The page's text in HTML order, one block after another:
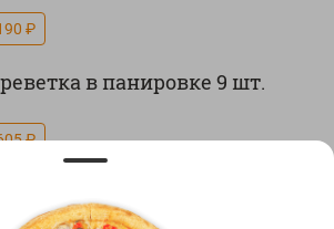
₽
в панировке 9 шт.
₽